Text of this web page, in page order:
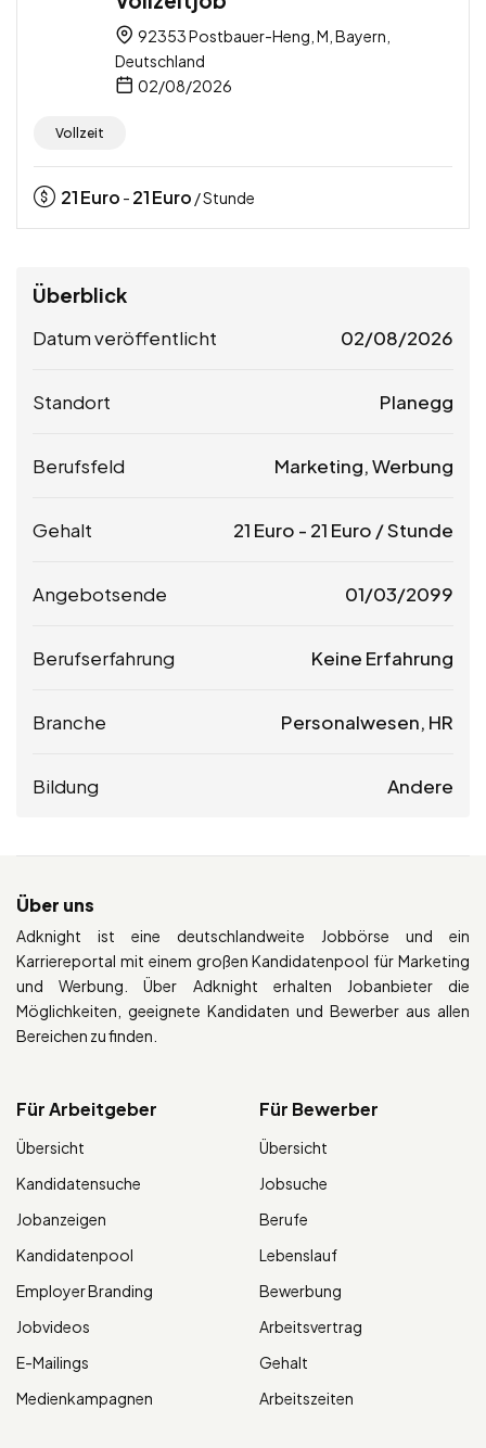
92353 Postbauer-Heng, M, Bayern,
Deutschland
02/08/2026
Vollzeit
21Euro - 21Euro / Stunde
Überblick
Datum veröffentlicht 02/08/2026
Standort Planegg
Berufsfeld Marketing, Werbung
Gehalt 21 Euro - 21 Euro / Stunde
Angebotsende 01/03/2099
Berufserfahrung Keine Erfahrung
Branche Personalwesen, HR
Bildung Andere
Über uns
Adknight ist eine deutschlandweite Jobbörse und ein
Karriereportal mit einem großen Kandidatenpool für Marketing
und Werbung. Über Adknight erhalten Jobanbieter die
Möglichkeiten, geeignete Kandidaten und Bewerber aus allen
Bereichen zu finden.
Für Arbeitgeber
Übersicht
Kandidatensuche
Jobanzeigen
Kandidatenpool
Employer Branding
Jobvideos
E-Mailings
Medienkampagnen
Für Bewerber
Übersicht
Jobsuche
Berufe
Lebenslauf
Bewerbung
Arbeitsvertrag
Gehalt
Arbeitszeiten